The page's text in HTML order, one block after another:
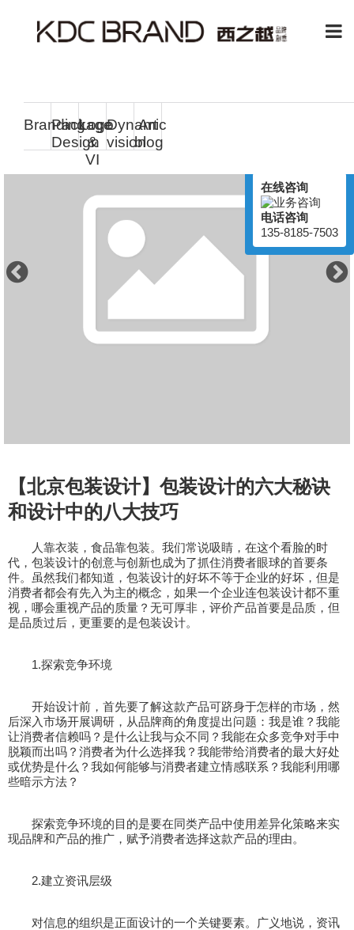
Branding
Package
Design
Logo
&
VI
Dynamic
vision
Art
blog
【北京包装设计】包装设计的六大秘诀
和设计中的八大技巧
人靠衣装，食品靠包装。我们常说吸睛，在这个看脸的时
代，包装设计的创意与创新也成为了抓住消费者眼球的首要条
件。虽然我们都知道，包装设计的好坏不等于企业的好坏，但是
消费者都会有先入为主的概念，如果一个企业连包装设计都不重
视，哪会重视产品的质量？无可厚非，评价产品首要是品质，但
是品质过后，更重要的是包装设计。
1.探索竞争环境
开始设计前，首先要了解这款产品可跻身于怎样的市场，然
后深入市场开展调研，从品牌商的角度提出问题：我是谁？我能
让消费者信赖吗？是什么让我与众不同？我能在众多竞争对手中
脱颖而出吗？消费者为什么选择我？我能带给消费者的最大好处
或优势是什么？我如何能够与消费者建立情感联系？我能利用哪
些暗示方法？
探索竞争环境的目的是要在同类产品中使用差异化策略来实
现品牌和产品的推广，赋予消费者选择这款产品的理由。
2.建立资讯层级
对信息的组织是正面设计的一个关键要素。广义地说，资讯
在线咨询
电话咨询
135-8185-7503